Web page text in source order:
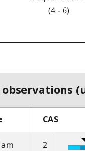
(4 - 6)
CAS
am
2